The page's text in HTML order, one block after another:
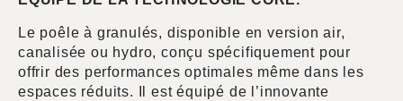
Le poêle à granulés, disponible en version air,
canalisée ou hydro, conçu spécifiquement pour
offrir des performances optimales même dans les
espaces réduits. Il est équipé de l’innovante